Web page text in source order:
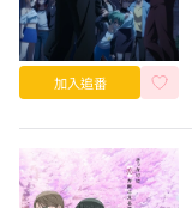
加入追番